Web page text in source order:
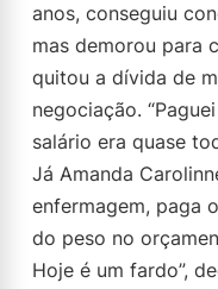
anos, conseguiu
mas demorou para
quitou a dívida de
negociação.
salário era quase
Já Amanda
enfermagem, paga
do peso no
Hoje é um fardo”,